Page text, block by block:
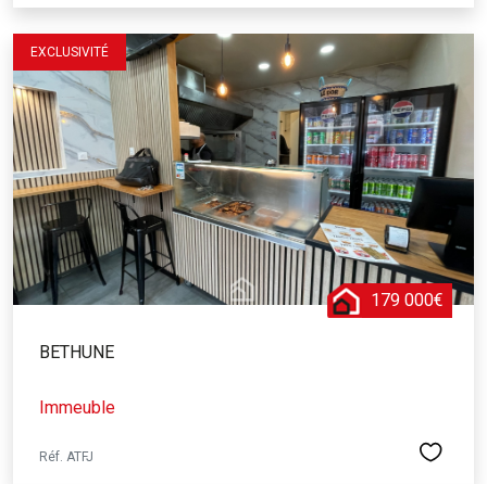
EXCLUSIVITÉ
179 000€
BETHUNE
Immeuble
Réf. ATFJ